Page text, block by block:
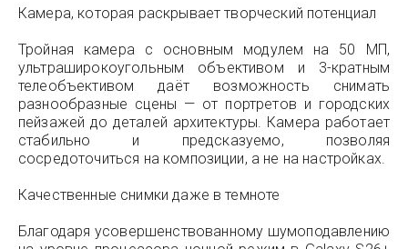
Камера, которая раскрывает творческий потенциал
Тройная камера с основным модулем на 50 МП,
ультраширокоугольным объективом и 3-кратным
телеобъективом даёт возможность снимать
разнообразные сцены — от портретов и городских
пейзажей до деталей архитектуры. Камера работает
стабильно и предсказуемо, позволяя
сосредоточиться на композиции, а не на настройках.
Качественные снимки даже в темноте
Благодаря усовершенствованному шумоподавлению